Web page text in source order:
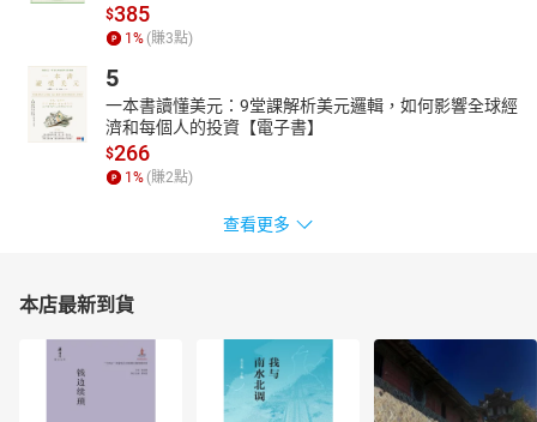
$385
1 % (賺3點)
5
一本書讀懂美元：9堂課解析美元邏輯，如何影響全球經
濟和每個人的投資【電子書】
$266
1 % (賺2點)
查看更多
本店最新到貨